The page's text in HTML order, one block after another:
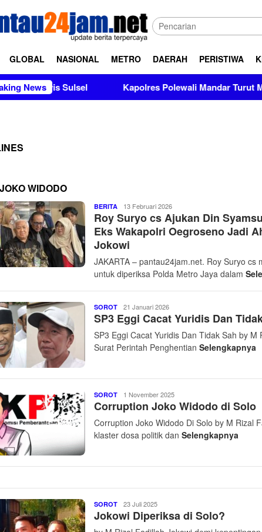
GLOBAL NASIONAL METRO DAERAH PERISTIWA
News
Sulsel Kapolres Polewali Mandar Turut
WIDODO
BERITA Pantau
24
Jam
Net
13 Februari 2026
Roy Suryo cs Ajukan Din
Eks Wakapolri Oegroseno Jadi
Jokowi
JAKARTA – pantau24jam.net. Roy Suryo cs
untuk diperiksa Polda Metro Jaya dalam
SOROT Pantau
24
Jam
Net
21 Januari 2026
SP3 Eggi Cacat Yuridis Dan
SP3 Eggi Cacat Yuridis Dan Tidak Sah by M
Surat Perintah Penghentian Selengkapnya
SOROT Pantau
24
Jam
Net
1 November 2025
Corruption Joko Widodo di Solo
Corruption Joko Widodo Di Solo by M Rizal
klaster dosa politik dan Selengkapnya
SOROT Pantau
24
Jam
23 Juli 2025
Jokowi Diperiksa di Solo?